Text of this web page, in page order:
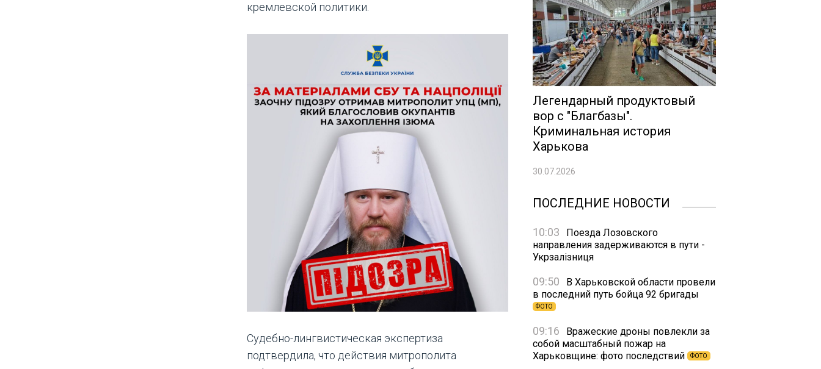
кремлевской политики.
Судебно-лингвистическая экспертиза
подтвердила, что действия митрополита
Легендарный продуктовый
вор с "Благбазы".
Криминальная история
Харькова
30.07.2026
ПОСЛЕДНИЕ НОВОСТИ
10:03
Поезда Лозовского
направления задерживаются в пути -
Укрзалізниця
09:50
В Харьковской области провели
в последний путь бойца 92 бригады
ФОТО
09:16
Вражеские дроны повлекли за
собой масштабный пожар на
Харьковщине: фото последствий
ФОТО